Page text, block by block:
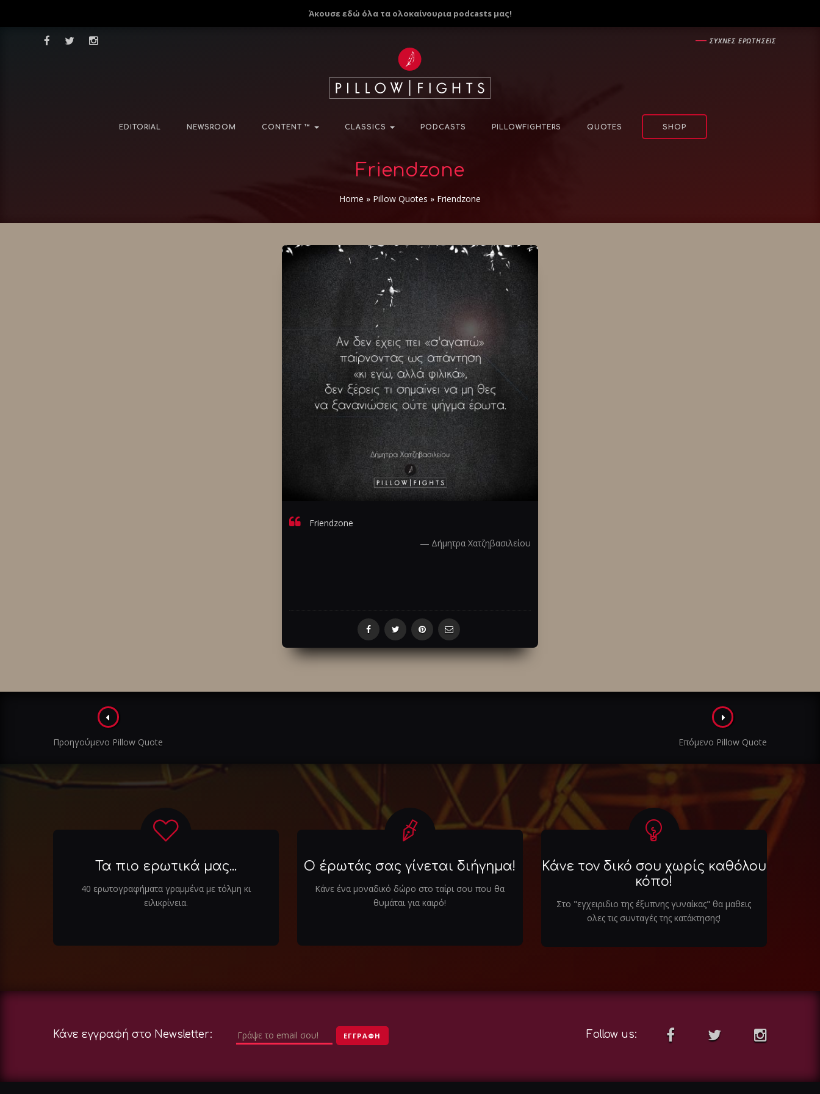
Άκουσε εδώ όλα τα ολοκαίνουρια podcasts μας!
―ΣΥΧΝΕΣ ΕΡΩΤΗΣΕΙΣ
EDITORIAL NEWSROOM CONTENT ™ CLASSICS PODCASTS PILLOWFIGHTERS QUOTES SHOP
Friendzone
Home » Pillow Quotes » Friendzone
Friendzone
― Δήμητρα Χατζηβασιλείου
Πλοήγηση
στα
άρθρα
Προηγούμενο Pillow Quote Επόμενο Pillow Quote
Τα πιο ερωτικά μας...
40 ερωτογραφήματα γραμμένα με τόλμη κι
ειλικρίνεια.
Ο έρωτάς σας γίνεται διήγημα!
Κάνε ένα μοναδικό δώρο στο ταίρι σου που θα
θυμάται για καιρό!
Κάνε τον δικό σου χωρίς καθόλου
κόπο!
Στο "εγχειριδιο της έξυπνης γυναίκας" θα μαθεις
ολες τις συνταγές της κατάκτησης!
Κάνε εγγραφή στο Newsletter: Follow us: